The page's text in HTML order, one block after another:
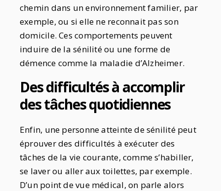
chemin dans un environnement familier, par
exemple, ou si elle ne reconnait pas son
domicile. Ces comportements peuvent
induire de la sénilité ou une forme de
démence comme la maladie d’Alzheimer.
Des difficultés à accomplir
des tâches quotidiennes
Enfin, une personne atteinte de sénilité peut
éprouver des difficultés à exécuter des
tâches de la vie courante, comme s’habiller,
se laver ou aller aux toilettes, par exemple.
D’un point de vue médical, on parle alors